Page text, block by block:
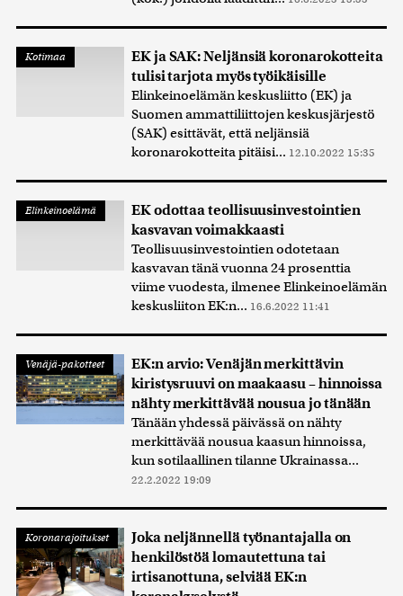
Kotimaa
EK ja SAK: Neljänsiä koronarokotteita
tulisi tarjota myös työikäisille
Elinkeinoelämän keskusliitto (EK) ja
Suomen ammattiliittojen keskusjärjestö
(SAK) esittävät, että neljänsiä
koronarokotteita pitäisi... 12.10.2022 15:35
Elinkeinoelämä
EK odottaa teollisuusinvestointien
kasvavan voimakkaasti
Teollisuusinvestointien odotetaan
kasvavan tänä vuonna 24 prosenttia
viime vuodesta, ilmenee Elinkeinoelämän
keskusliiton EK:n... 16.6.2022 11:41
Venäjä-pakotteet
EK:n arvio: Venäjän merkittävin
kiristysruuvi on maakaasu – hinnoissa
nähty merkittävää nousua jo tänään
Tänään yhdessä päivässä on nähty
merkittävää nousua kaasun hinnoissa,
kun sotilaallinen tilanne Ukrainassa...
22.2.2022 19:09
Koronarajoitukset
Joka neljännellä työnantajalla on
henkilöstöä lomautettuna tai
irtisanottuna, selviää EK:n